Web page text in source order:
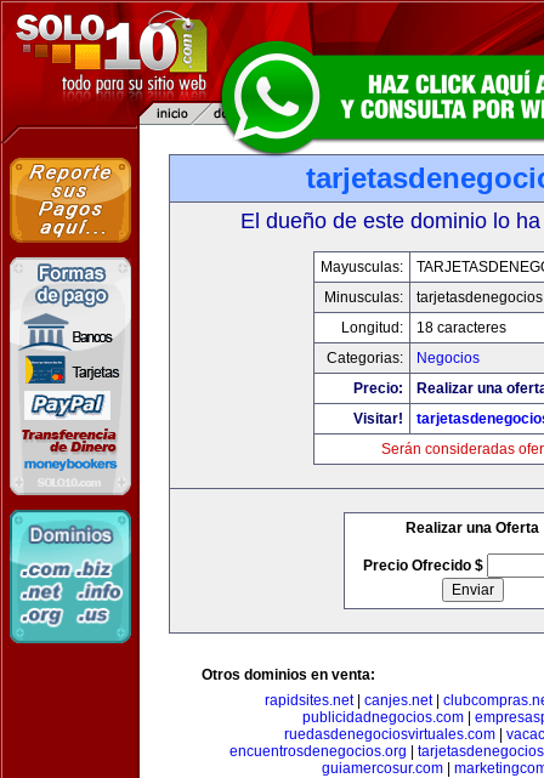
El dueño de este dominio lo
Mayusculas:
Minusculas:
Longitud:
18 caracteres
Categorias:
Negocios
Precio:
Realizar una
Visitar!
Serán consideradas
Realizar una Oferta
Precio Ofrecido $
Otros dominios en venta:
rapidsites.net| canjes.net|
publicidadnegocios.com
ruedasdenegociosvirtuales.com|
encuentrosdenegocios.org
guiamercosur.com